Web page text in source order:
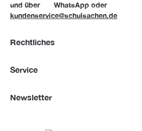
und über WhatsApp oder
kundenservice@schulsachen.de
Rechtliches
Service
Newsletter